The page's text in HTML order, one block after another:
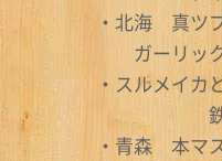
・北海 真ツ
ガーリ
・スルメイカ
鉄板
・青森